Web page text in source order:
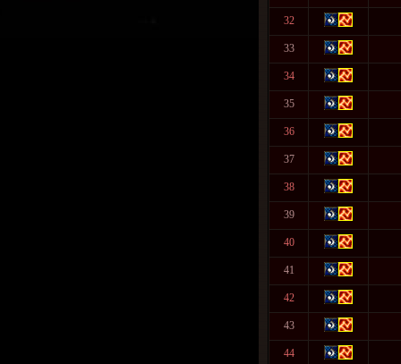
32
33
34
35
36
37
38
39
40
41
42
43
44